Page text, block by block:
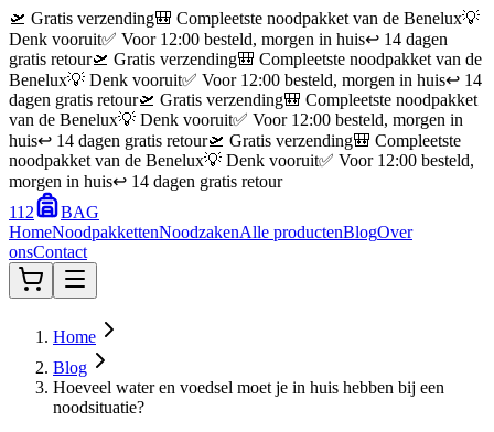
🛫 Gratis verzending🎒 Compleetste noodpakket van de Benelux💡
Denk vooruit✅ Voor 12:00 besteld, morgen in huis↩️ 14 dagen
gratis retour🛫 Gratis verzending🎒 Compleetste noodpakket van de
Benelux💡 Denk vooruit✅ Voor 12:00 besteld, morgen in huis↩️ 14
dagen gratis retour🛫 Gratis verzending🎒 Compleetste noodpakket
van de Benelux💡 Denk vooruit✅ Voor 12:00 besteld, morgen in
huis↩️ 14 dagen gratis retour🛫 Gratis verzending🎒 Compleetste
noodpakket van de Benelux💡 Denk vooruit✅ Voor 12:00 besteld,
morgen in huis↩️ 14 dagen gratis retour
112
BAG
HomeNoodpakkettenNoodzakenAlle productenBlogOver
onsContact
Home
Blog
Hoeveel water en voedsel moet je in huis hebben bij een
noodsituatie?